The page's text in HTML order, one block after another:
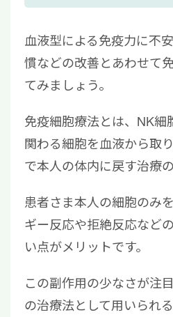
血液型による免疫力に不
慣などの改善とあわせて
てみましょう。
免疫細胞療法とは、NK細
関わる細胞を血液から取
で本人の体内に戻す治療の
患者さま本人の細胞のみ
ギー反応や拒絶反応など
い点がメリットです。
この副作用の少なさが注
の治療法として用いられ